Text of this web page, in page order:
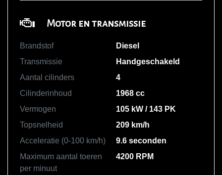
Motor en transmissie
Brandstof
Diesel
Transmissie
Handgeschakeld
Aantal cilinders
4
Cilinderinhoud
1968 cc
Vermogen
105 kW / 143 PK
Topsnelheid
209 km/h
Acceleratie (0-100 km/h)
9.6 seconden
Maximum aantal toeren
per minuut
4200 RPM